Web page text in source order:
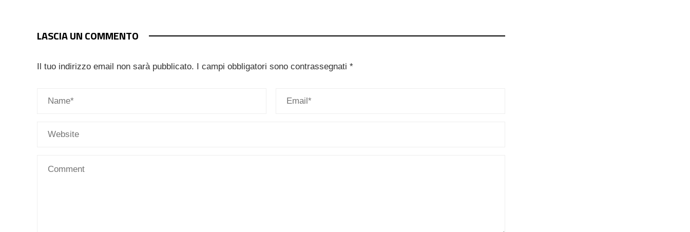
LASCIA UN COMMENTO
Il tuo indirizzo email non sarà pubblicato. I campi obbligatori sono contrassegnati *